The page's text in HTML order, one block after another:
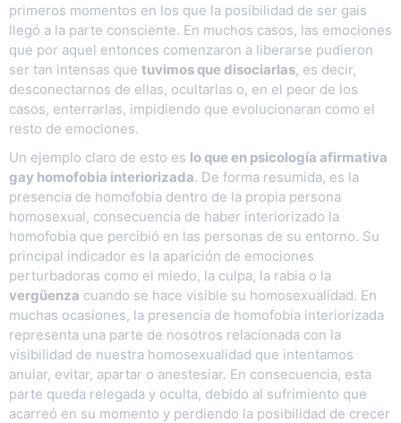
primeros momentos en los que la posibilidad de ser gais
llegó a la parte consciente. En muchos casos, las emociones
que por aquel entonces comenzaron a liberarse pudieron
ser tan intensas que tuvimos que disociarlas, es decir,
desconectarnos de ellas, ocultarlas o, en el peor de los
casos, enterrarlas, impidiendo que evolucionaran como el
resto de emociones.
Un ejemplo claro de esto es lo que en psicología afirmativa
gay homofobia interiorizada. De forma resumida, es la
presencia de homofobia dentro de la propia persona
homosexual, consecuencia de haber interiorizado la
homofobia que percibió en las personas de su entorno. Su
principal indicador es la aparición de emociones
perturbadoras como el miedo, la culpa, la rabia o la
vergüenza cuando se hace visible su homosexualidad. En
muchas ocasiones, la presencia de homofobia interiorizada
representa una parte de nosotros relacionada con la
visibilidad de nuestra homosexualidad que intentamos
anular, evitar, apartar o anestesiar. En consecuencia, esta
parte queda relegada y oculta, debido al sufrimiento que
acarreó en su momento y perdiendo la posibilidad de crecer